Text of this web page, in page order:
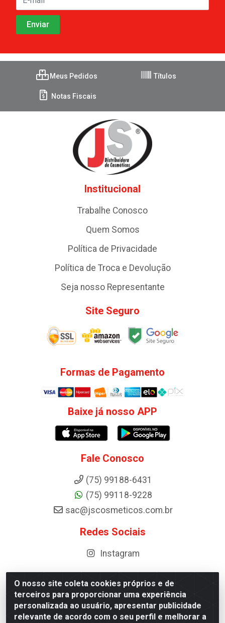
O nosso site coleta cookies próprios e de
terceiros para proporcionar uma experiência
personalizada ao usuário, apresentar publicidade
relevante de acordo com o seu perfil e melhorar a
Meus Pedidos Títulos
Notas Fiscais
Institucional
Trabalhe Conosco
Quem Somos
Política de Privacidade
Política de Troca e Devolução
Seja nosso Representante
Site Seguro
Formas de Pagamento
Baixe já nosso APP
Fale Conosco
(75) 99188-6431
(75) 99118-9228
sac@jscosmeticos.com.br
Redes Sociais
Instagram
Distribuidora de Cosméticos Antoneto LTDA - BA-052,
km 87 - Industrial, Ipirá - BA, 44600-000 - CNPJ
10.984.107/0001-75